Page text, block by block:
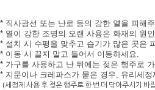
* 직사광선 또는 난로 등의 강한 열을 피해주
* 열이 강한 조명의 오랜 사용은 화재의 원
* 설치 시 수평을 맞추고 습기가 많은 곳은
* 이동 시 끌지 말고 들어서 이동하세요.
* 가구를 사용하고 난 뒤에는 젖은 행주로
* 지문이나 크레파스가 묻은 경우, 유리세정
(세정제 사용 후 젖은 행주로 한 번 더 닦아주시기 바